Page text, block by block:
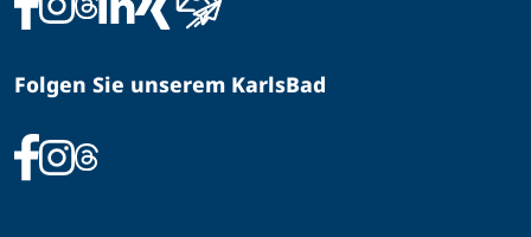
Folgen Sie unserem KarlsBad